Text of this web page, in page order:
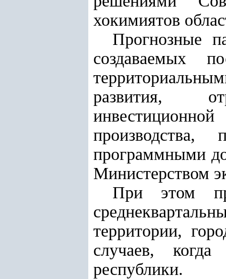
хокимиятов
Прогнозные
создаваемых
развития,
производства,
программными
Министерством
При этом
территории,
случаев,
республики.